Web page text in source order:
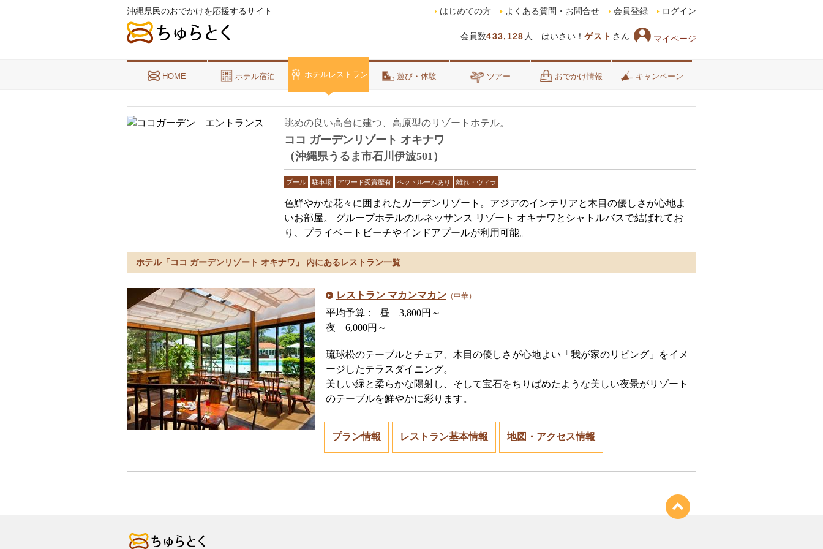
沖縄県民のおでかけを応援するサイト
会員数433,128 人 はいさい！ ゲスト さん マイページ
はじめての方 よくある質問・お問合せ 会員登録 ログイン
HOME ホテル宿泊 ホテルレストラン 遊び・体験 ツアー おでかけ情報 キャンペーン
眺めの良い高台に建つ、高原型のリゾートホテル。
ココ ガーデンリゾート オキナワ
（沖縄県うるま市石川伊波501）
プール 駐車場 アワード受賞歴有 ペットルームあり 離れ・ヴィラ
色鮮やかな花々に囲まれたガーデンリゾート。アジアのインテリアと木目の優しさが心地よ
いお部屋。 グループホテルのルネッサンス リゾート オキナワとシャトルバスで結ばれてお
り、プライベートビーチやインドアプールが利用可能。
ホテル「ココ ガーデンリゾート オキナワ」 内にあるレストラン一覧
レストラン マカンマカン （中華）
平均予算： 昼 3,800円～
夜 6,000円～
琉球松のテーブルとチェア、木目の優しさが心地よい「我が家のリビング」をイメ
ージしたテラスダイニング。
美しい緑と柔らかな陽射し、そして宝石をちりばめたような美しい夜景がリゾート
のテーブルを鮮やかに彩ります。
プラン情報 レストラン基本情報 地図・アクセス情報